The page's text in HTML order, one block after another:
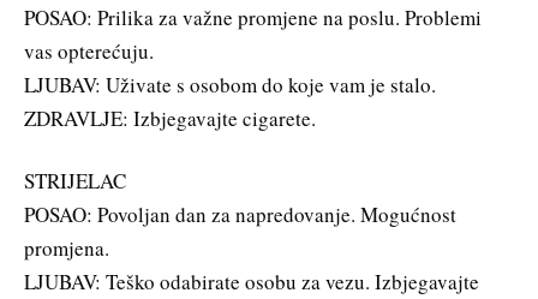
POSAO: Prilika za važne promjene na poslu. Problemi
vas opterećuju.
LJUBAV: Uživate s osobom do koje vam je stalo.
ZDRAVLJE: Izbjegavajte cigarete.
STRIJELAC
POSAO: Povoljan dan za napredovanje. Mogućnost
promjena.
LJUBAV: Teško odabirate osobu za vezu. Izbjegavajte